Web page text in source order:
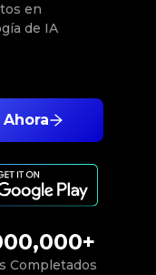
Completados
en
de IA